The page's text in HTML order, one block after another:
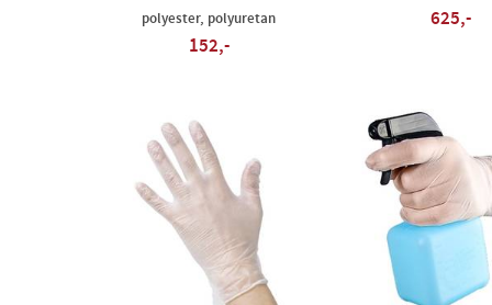
polyester, polyuretan
152,-
625,-